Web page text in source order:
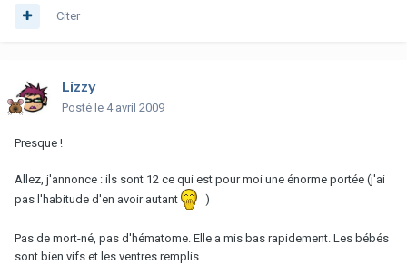
Citer
Lizzy
Posté le 4 avril 2009
Presque !
Allez, j'annonce : ils sont 12 ce qui est pour moi une énorme portée (j'ai
pas l'habitude d'en avoir autant
)
Pas de mort-né, pas d'hématome. Elle a mis bas rapidement. Les bébés
sont bien vifs et les ventres remplis.